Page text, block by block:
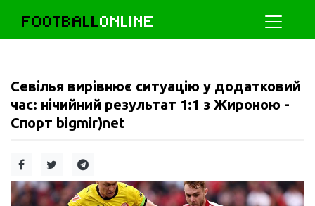
FOOTBALLONLINE
Севілья вирівнює ситуацію у додатковий
час: нічийний результат 1:1 з Жироною -
Спорт bigmir)net